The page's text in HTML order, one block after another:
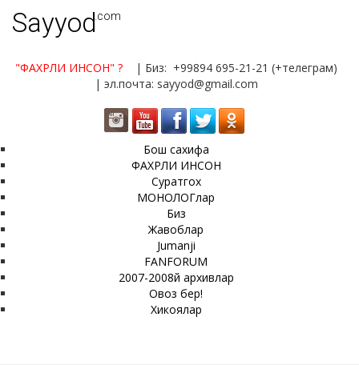
Sayyod.com
"ФАХРЛИ ИНСОН" ?
| Биз: +99894 695-21-21 (+телеграм)
| эл.почта: sayyod@gmail.com
Бош сахифа
ФАХРЛИ ИНСОН
Суратгох
МОНОЛОГлар
Биз
Жавоблар
Jumanji
FANFORUM
2007-2008й архивлар
Овоз бер!
Хикоялар